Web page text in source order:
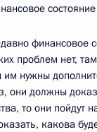
финансовое
проблем нет,
им нужны
они должны
то они пойдут
какова